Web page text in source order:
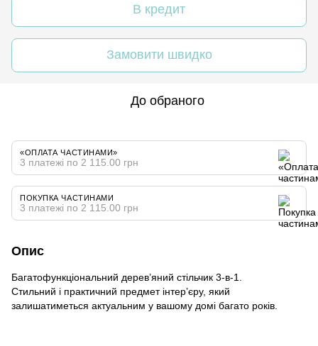
В кредит
Замовити швидко
До обраного
«ОПЛАТА ЧАСТИНАМИ»
3 платежі по 2 115.00 грн
ПОКУПКА ЧАСТИНАМИ
3 платежі по 2 115.00 грн
Опис
Багатофункціональний дерев’яний стільчик 3-в-1.
Стильний і практичний предмет інтер’єру, який
залишатиметься актуальним у вашому домі багато років.